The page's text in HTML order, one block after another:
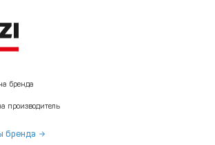
бренда
производитель
бренда